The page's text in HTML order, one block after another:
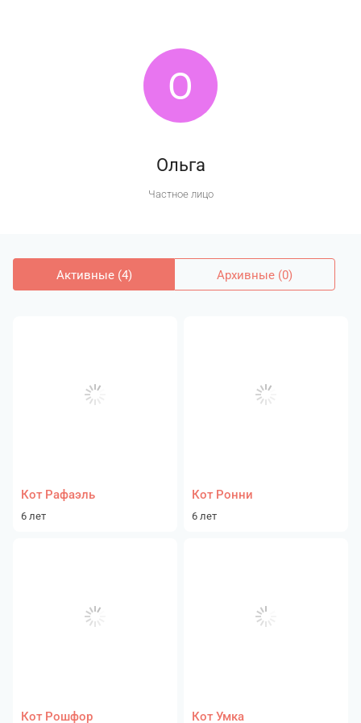
О
Ольга
Частное лицо
Активные (4) Архивные (0)
Кот Рафаэль
6 лет
Кот Ронни
6 лет
Кот Рошфор Кот Умка